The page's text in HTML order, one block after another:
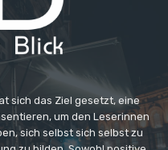
sich das Ziel gesetzt, eine
um den Leserinnen
sich selbst sich selbst zu